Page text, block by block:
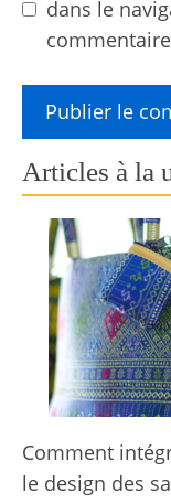
dans le
Articles à la
Comment
le design des